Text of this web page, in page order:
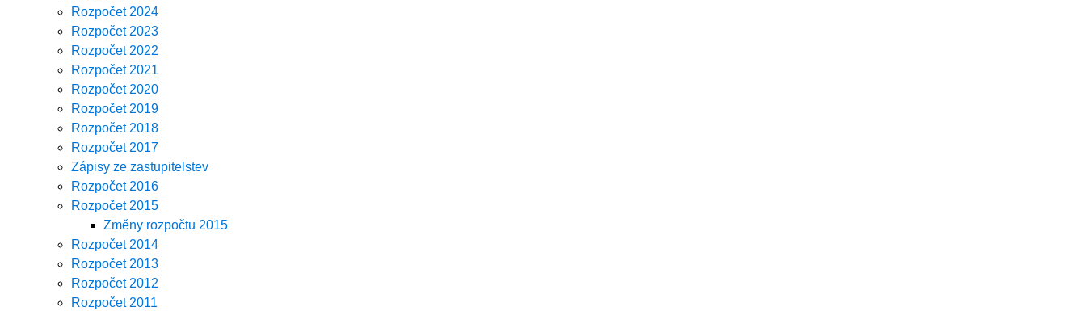
Rozpočet 2024
Rozpočet 2023
Rozpočet 2022
Rozpočet 2021
Rozpočet 2020
Rozpočet 2019
Rozpočet 2018
Rozpočet 2017
Zápisy ze zastupitelstev
Rozpočet 2016
Rozpočet 2015
Změny rozpočtu 2015
Rozpočet 2014
Rozpočet 2013
Rozpočet 2012
Rozpočet 2011